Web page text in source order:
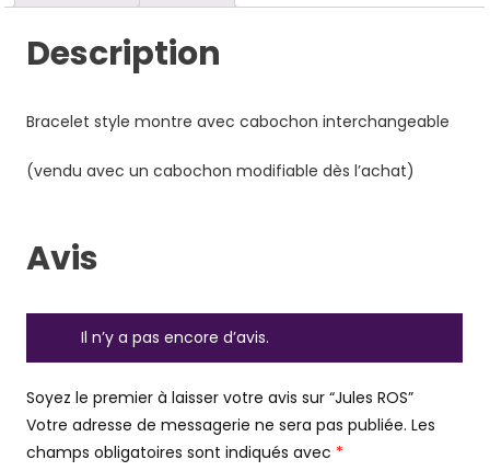
Description
Bracelet style montre avec cabochon interchangeable
(vendu avec un cabochon modifiable dès l’achat)
Avis
Il n’y a pas encore d’avis.
Soyez le premier à laisser votre avis sur “Jules ROS”
Votre adresse de messagerie ne sera pas publiée. Les
champs obligatoires sont indiqués avec *